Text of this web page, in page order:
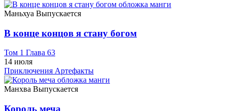
Маньхуа Выпускается
В конце концов я стану богом
Том 1 Глава 63
14 июля
Приключения Артефакты
Манхва Выпускается
Король меча